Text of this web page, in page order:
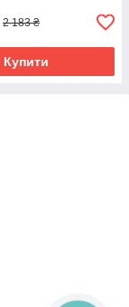
2 183 ₴
Купити